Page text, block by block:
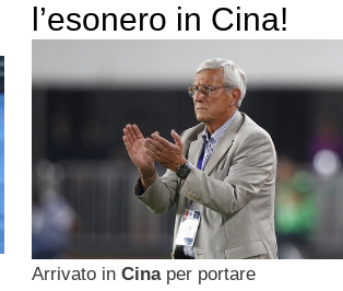
l’esonero in Cina!
Arrivato in Cinaper portare